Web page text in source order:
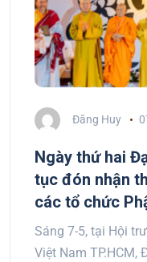
Đăng Huy
Ngày thứ hai
tục đón nhận
các tổ chức
Sáng 7-5, tại Hội
Việt Nam TP.HCM,